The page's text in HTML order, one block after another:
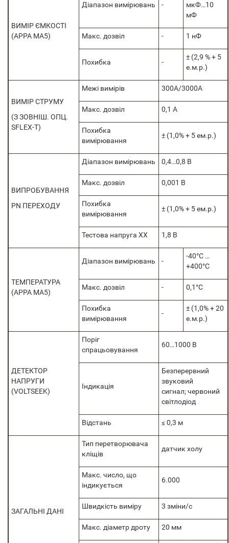
ВИМІР ЄМКОСТІ
(APPA MA5)
Діапазон вимірювань -
мкФ…10
мФ
Макс. дозвіл - 1 нФ
Похибка -
± (2,9 % + 5
е.м.р.)
ВИМІР СТРУМУ
(З ЗОВНІШ. ОПЦ.
SFLEX-T)
Межі вимірів 300А/3000А
Макс. дозвіл 0,1 А
Похибка
вимірювання
± (1,0% + 5 ем.р.)
ВИПРОБУВАННЯ
PN ПЕРЕХОДУ
Діапазон вимірювань 0,4…0,8 В
Макс. дозвіл 0,001 В
Похибка
вимірювання
± (1,0% + 5 ем.р.)
Тестова напруга ХХ 1,8 В
ТЕМПЕРАТУРА
(APPA MA5)
Діапазон вимірювань -
-40°C …
+400°C
Макс. дозвіл - 0,1°C
Похибка
вимірювання
-
± (1,0% + 20
е.м.р.)
ДЕТЕКТОР
НАПРУГИ
(VOLTSEEK)
Поріг
спрацьовування
60…1000 В
Індикація
Безперервний
звуковий
сигнал; червоний
світлодіод
Відстань ≤ 0,3 м
ЗАГАЛЬНІ ДАНІ
Тип перетворювача
кліщів
датчик холу
Макс. число, що
індикується
6.000
Швидкість виміру 3 зміни/с
Макс. діаметр дроту 20 мм